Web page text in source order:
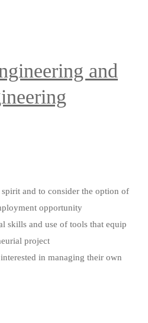
and
and to consider the option of
opportunity
skills and use of tools that equip
project
in managing their own